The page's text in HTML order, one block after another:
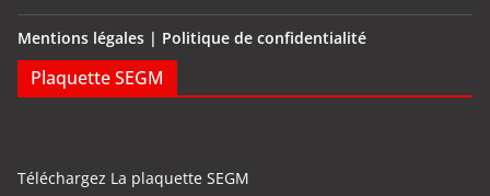
Mentions légales | Politique de confidentialité
Plaquette SEGM
Téléchargez La plaquette SEGM